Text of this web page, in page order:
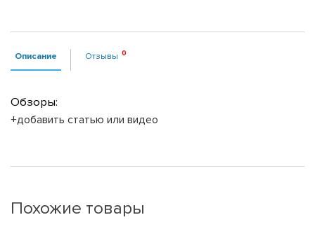
Описание Отзывы
Обзоры:
+добавить статью или видео
Похожие товары